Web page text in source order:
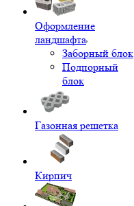
Оформление
ландшафта
Заборный блок
Подпорный
блок
Газонная решетка
Кирпич